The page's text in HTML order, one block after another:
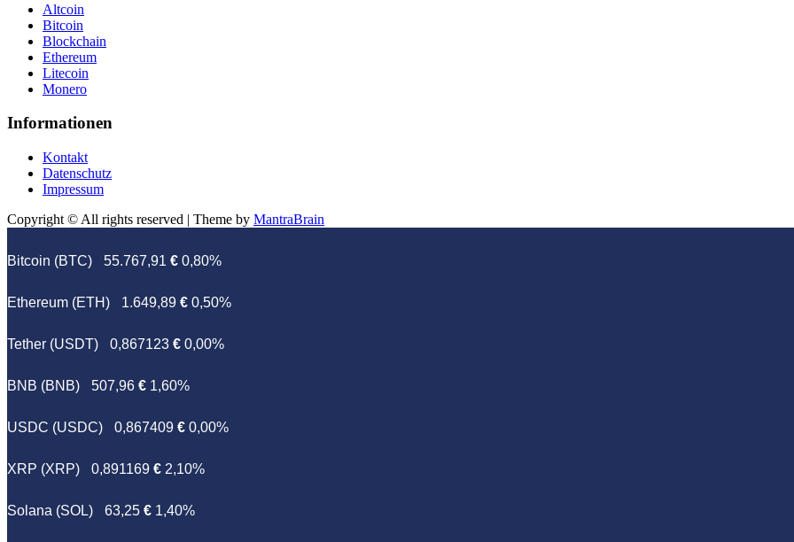
Altcoin
Bitcoin
Blockchain
Ethereum
Litecoin
Monero
Informationen
Kontakt
Datenschutz
Impressum
Copyright © All rights reserved | Theme by MantraBrain
Bitcoin (BTC) 55.767,91 € 0,80%
Ethereum (ETH) 1.649,89 € 0,50%
Tether (USDT) 0,867123 € 0,00%
BNB (BNB) 507,96 € 1,60%
USDC (USDC) 0,867409 € 0,00%
XRP (XRP) 0,891169 € 2,10%
Solana (SOL) 63,25 € 1,40%